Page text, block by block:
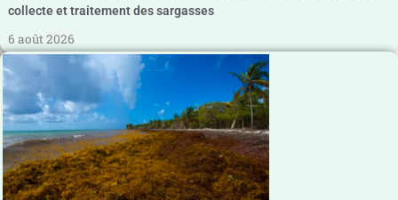
collecte et traitement des sargasses
6 août 2026